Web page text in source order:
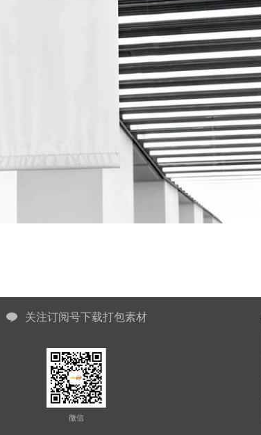
关注订阅号下载打包素材
微信